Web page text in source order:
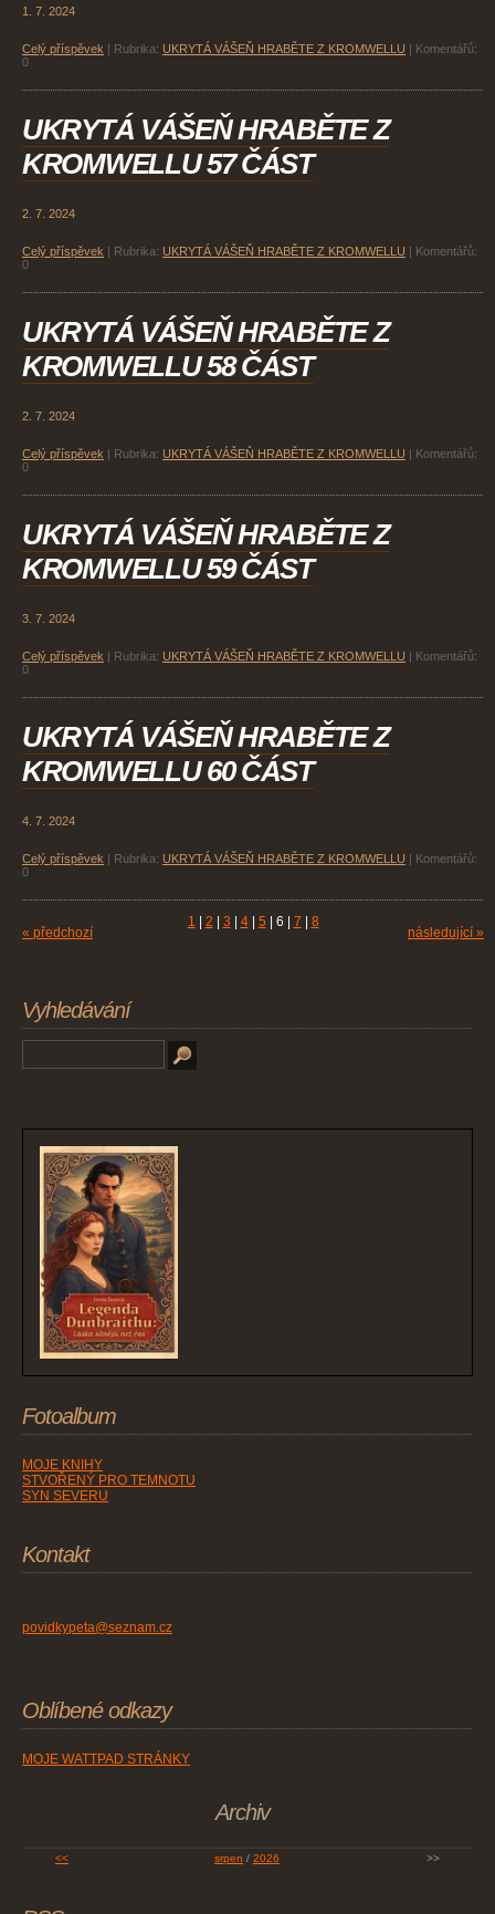
1. 7. 2024
Celý příspěvek Rubrika: UKRYTÁ VÁŠEŇ HRABĚTE Z KROMWELLU
Komentářů:
0
UKRYTÁ VÁŠEŇ HRABĚTE Z
KROMWELLU 57 ČÁST
2. 7. 2024
Celý příspěvek Rubrika: UKRYTÁ VÁŠEŇ HRABĚTE Z KROMWELLU
Komentářů:
0
UKRYTÁ VÁŠEŇ HRABĚTE Z
KROMWELLU 58 ČÁST
2. 7. 2024
Celý příspěvek Rubrika: UKRYTÁ VÁŠEŇ HRABĚTE Z KROMWELLU
Komentářů:
0
UKRYTÁ VÁŠEŇ HRABĚTE Z
KROMWELLU 59 ČÁST
3. 7. 2024
Celý příspěvek Rubrika: UKRYTÁ VÁŠEŇ HRABĚTE Z KROMWELLU
Komentářů:
0
UKRYTÁ VÁŠEŇ HRABĚTE Z
KROMWELLU 60 ČÁST
4. 7. 2024
Celý příspěvek Rubrika: UKRYTÁ VÁŠEŇ HRABĚTE Z KROMWELLU
Komentářů:
0
« předchozí
1 2 3 4 5 6 7 8
následující »
Vyhledávání
Fotoalbum
MOJE KNIHY
STVOŘENÝ PRO TEMNOTU
SYN SEVERU
Kontakt
povidkypeta@seznam.cz
Oblíbené odkazy
MOJE WATTPAD STRÁNKY
Archiv
<< srpen / 2026 >>